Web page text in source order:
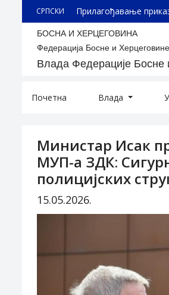
СРПСКИ Прилагођавање
БОСНА И ХЕРЦЕГОВИНА
Федерација Босне и Херцеговине
Влада Федерације Босне
Почетна Влада
Министар Исак
МУП-а ЗДК:
полицијских
15.05.2026.